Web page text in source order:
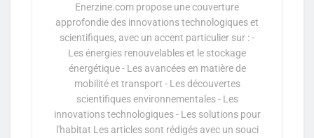
Enerzine.com propose une couverture
approfondie des innovations technologiques et
scientifiques, avec un accent particulier sur : -
Les énergies renouvelables et le stockage
énergétique - Les avancées en matière de
mobilité et transport - Les découvertes
scientifiques environnementales - Les
innovations technologiques - Les solutions pour
l'habitat Les articles sont rédigés avec un souci